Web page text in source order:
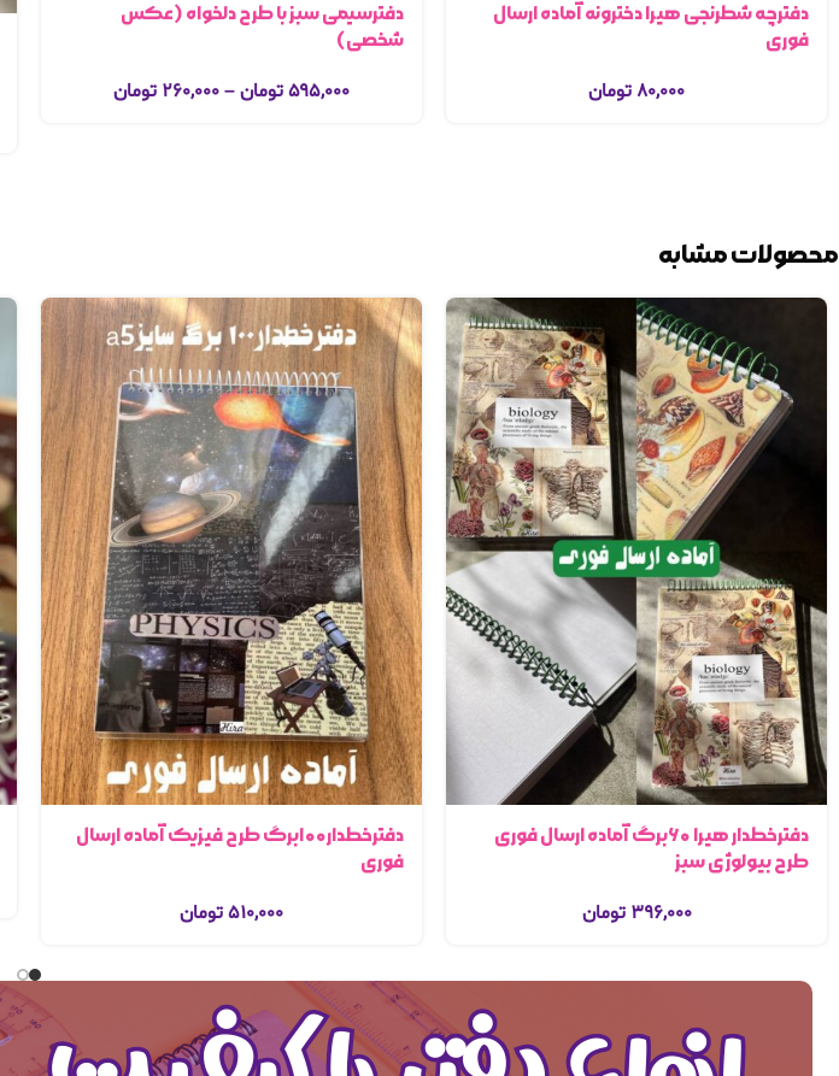
دفترچه شطرنجی هیرا دخترونه آماده ارسال
فوری
۸۰,۰۰۰ تومان
دفترسیمی سبز با طرح دلخواه (عکس
شخصی)
۵۹۵,۰۰۰تومان–۲۶۰,۰۰۰ تومان
محصولات مشابه
دفترخطدار هیرا ۶۰برگ آماده ارسال فوری
طرح بیولوژی سبز
۳۹۶,۰۰۰ تومان
دفترخطدار۱۰۰برگ طرح فیزیک آماده ارسال
فوری
۵۱۰,۰۰۰تومان